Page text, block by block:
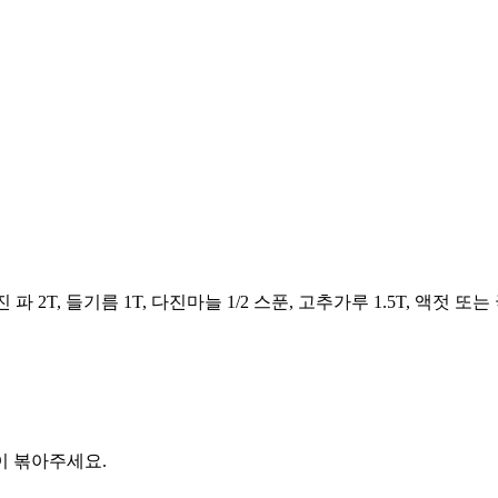
파 2T, 들기름 1T, 다진마늘 1/2 스푼, 고추가루 1.5T, 액젓 또는
볶아주세요.